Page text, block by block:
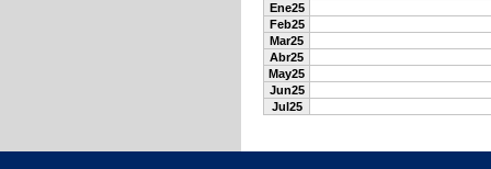
Ene25
Feb25
Mar25
Abr25
May25
Jun25
Jul25